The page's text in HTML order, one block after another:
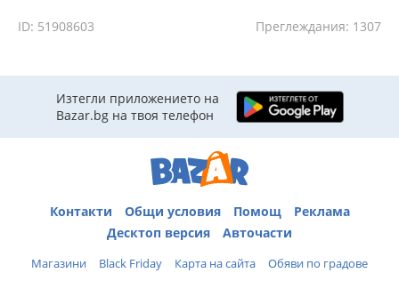
ID: 51908603 Преглеждания: 1307
Изтегли приложението на
Bazar.bg на твоя телефон
Контакти Общи условия Помощ
Реклама
Десктоп версия
Авточасти
Магазини Black Friday Карта на сайта
Обяви по градове